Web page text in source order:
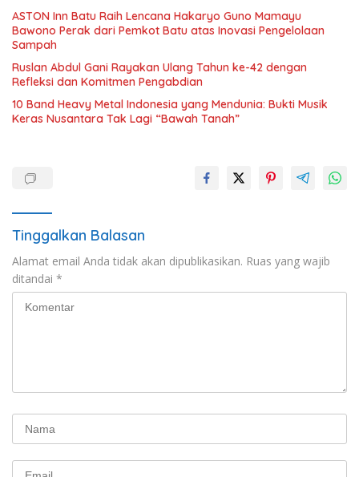
ASTON Inn Batu Raih Lencana Hakaryo Guno Mamayu
Bawono Perak dari Pemkot Batu atas Inovasi Pengelolaan
Sampah
Ruslan Abdul Gani Rayakan Ulang Tahun ke-42 dengan
Refleksi dan Komitmen Pengabdian
10 Band Heavy Metal Indonesia yang Mendunia: Bukti Musik
Keras Nusantara Tak Lagi “Bawah Tanah”
Tinggalkan Balasan
Alamat email Anda tidak akan dipublikasikan. Ruas yang wajib
ditandai *